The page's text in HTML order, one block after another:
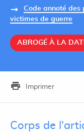
Code annoté
victimes de guerre
ABROGÉ À LA
Imprimer
Corps de